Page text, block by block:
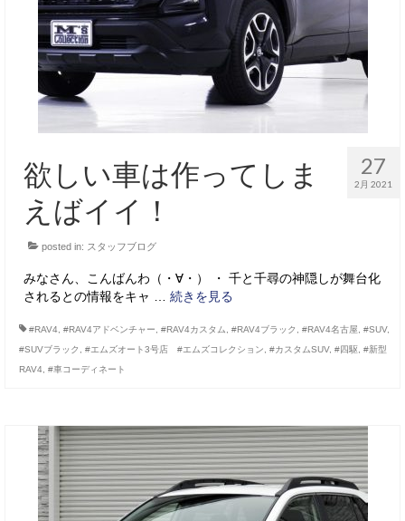
27
2月 2021
欲しい車は作ってしま
えばイイ！
posted in: スタッフブログ
みなさん、こんばんわ（・∀・） ・ 千と千尋の神隠しが舞台化
されるとの情報をキャ … 続きを見る
#RAV4 #RAV4アドベンチャー #RAV4カスタム #RAV4ブラック #RAV4名古屋 #SUV,
#SUVブラック
#エムズオート3号店 #エムズコレクション #カスタムSUV, #四駆 #新型
RAV4 #車コーディネート